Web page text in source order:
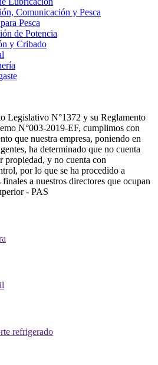
Comunicación y Pesca
Pesca
de Potencia
y Cribado
Legislativo N°1372 y su Reglamento
N°003-2019-EF, cumplimos con
que nuestra empresa, poniendo en
ha determinado que no cuenta
propiedad, y no cuenta con
por lo que se ha procedido a
a nuestros directores que ocupan
- PAS
refrigerado